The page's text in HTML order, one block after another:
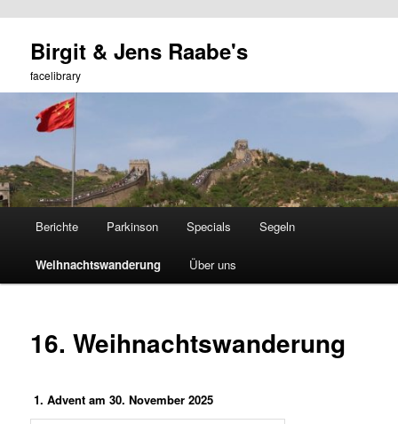
primären
springen
Birgit & Jens Raabe's
facelibrary
Berichte Parkinson Specials Segeln
Weihnachtswanderung Über uns
16. Weihnachtswanderung
1. Advent am 30. November 2025